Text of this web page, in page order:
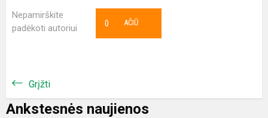
Nepamirškite
padėkoti autoriui
AČIŪ
0
Grįžti
Ankstesnės naujienos